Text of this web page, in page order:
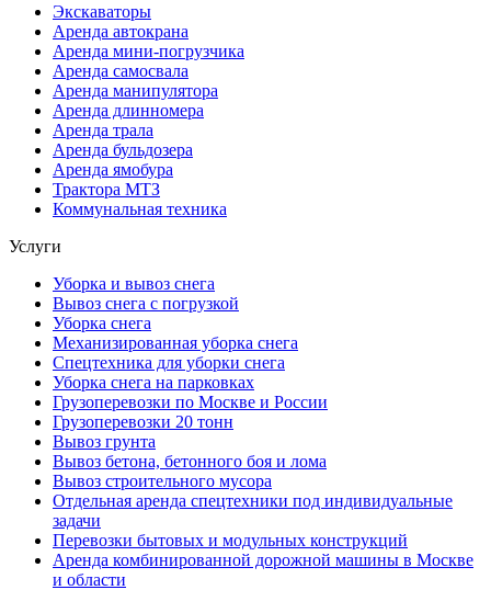
Экскаваторы
Аренда автокрана
Аренда мини-погрузчика
Аренда самосвала
Аренда манипулятора
Аренда длинномера
Аренда трала
Аренда бульдозера
Аренда ямобура
Трактора МТЗ
Коммунальная техника
Услуги
Уборка и вывоз снега
Вывоз снега с погрузкой
Уборка снега
Механизированная уборка снега
Спецтехника для уборки снега
Уборка снега на парковках
Грузоперевозки по Москве и России
Грузоперевозки 20 тонн
Вывоз грунта
Вывоз бетона, бетонного боя и лома
Вывоз строительного мусора
Отдельная аренда спецтехники под индивидуальные
задачи
Перевозки бытовых и модульных конструкций
Аренда комбинированной дорожной машины в Москве
и области